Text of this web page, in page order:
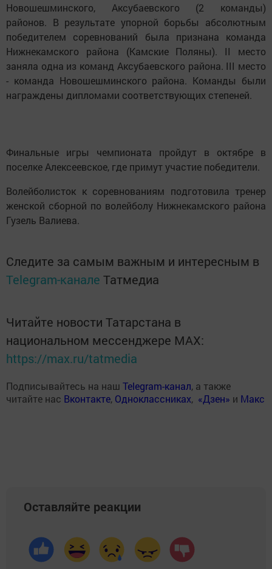
Новошешминского, Аксубаевского (2 команды)
районов. В результате упорной борьбы абсолютным
победителем соревнований была признана команда
Нижнекамского района (Камские Поляны). II место
заняла одна из команд Аксубаевского района. III место
- команда Новошешминского района. Команды были
награждены дипломами соответствующих степеней.
Финальные игры чемпионата пройдут в октябре в
поселке Алексеевское, где примут участие победители.
Волейболисток к соревнованиям подготовила тренер
женской сборной по волейболу Нижнекамского района
Гузель Валиева.
Следите за самым важным и интересным в
Telegram-канале Татмедиа
Читайте новости Татарстана в
национальном мессенджере MАХ:
https://max.ru/tatmedia
Подписывайтесь на наш Telegram-канал, а также
читайте нас Вконтакте, Одноклассниках, «Дзен» и Макс
Оставляйте реакции